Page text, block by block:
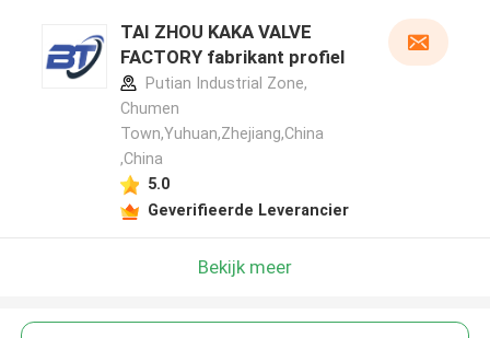
TAI ZHOU KAKA VALVE
FACTORY fabrikant profiel
Putian Industrial Zone,
Chumen
Town,Yuhuan,Zhejiang,China
,China
5.0
Geverifieerde Leverancier
Bekijk meer